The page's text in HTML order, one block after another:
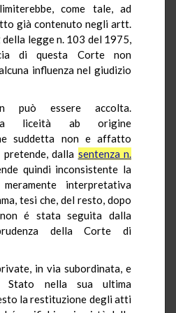
come tale, ad
già contenuto negli artt.
della legge n. 103 del 1975,
di questa Corte non
influenza nel giudizio
può essere accolta.
liceità ab origine
suddetta non e affatto
dalla sentenza n.
quindi inconsistente la
interpretativa
tesi che, del resto, dopo
é stata seguita dalla
della Corte di
in via subordinata, e
Stato nella sua ultima
la restituzione degli atti